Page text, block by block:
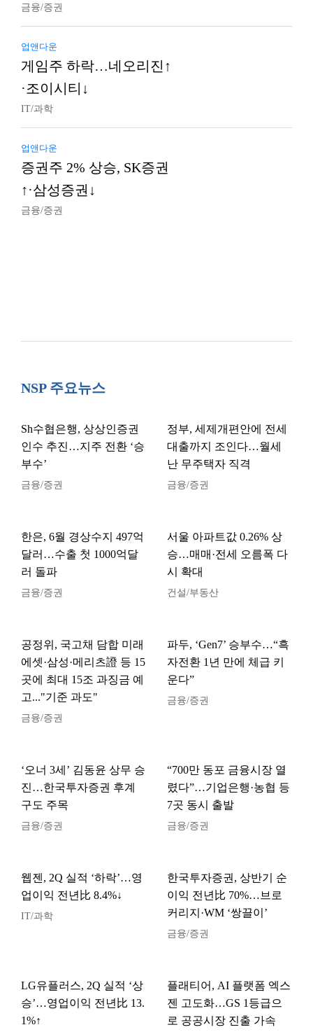
금융/증권
업앤다운
게임주 하락…네오리진↑
·조이시티↓
IT/과학
업앤다운
증권주 2% 상승, SK증권
↑·삼성증권↓
금융/증권
NSP 주요뉴스
Sh수협은행, 상상인증권
인수 추진…지주 전환 ‘승
부수’
금융/증권
정부, 세제개편안에 전세
대출까지 조인다…월세
난 무주택자 직격
금융/증권
한은, 6월 경상수지 497억
달러…수출 첫 1000억달
러 돌파
금융/증권
서울 아파트값 0.26% 상
승…매매·전세 오름폭 다
시 확대
건설/부동산
공정위, 국고채 담합 미래
에셋·삼성·메리츠證 등 15
곳에 최대 15조 과징금 예
고..."기준 과도"
금융/증권
파두, ‘Gen7’ 승부수…“흑
자전환 1년 만에 체급 키
운다”
금융/증권
‘오너 3세’ 김동윤 상무 승
진…한국투자증권 후계
구도 주목
금융/증권
“700만 동포 금융시장 열
렸다”…기업은행·농협 등
7곳 동시 출발
금융/증권
웹젠, 2Q 실적 ‘하락’…영
업이익 전년比 8.4%↓
IT/과학
한국투자증권, 상반기 순
이익 전년比 70%…브로
커리지·WM ‘쌍끌이’
금융/증권
LG유플러스, 2Q 실적 ‘상
승’…영업이익 전년比 13.
1%↑
플래티어, AI 플랫폼 엑스
젠 고도화…GS 1등급으
로 공공시장 진출 가속